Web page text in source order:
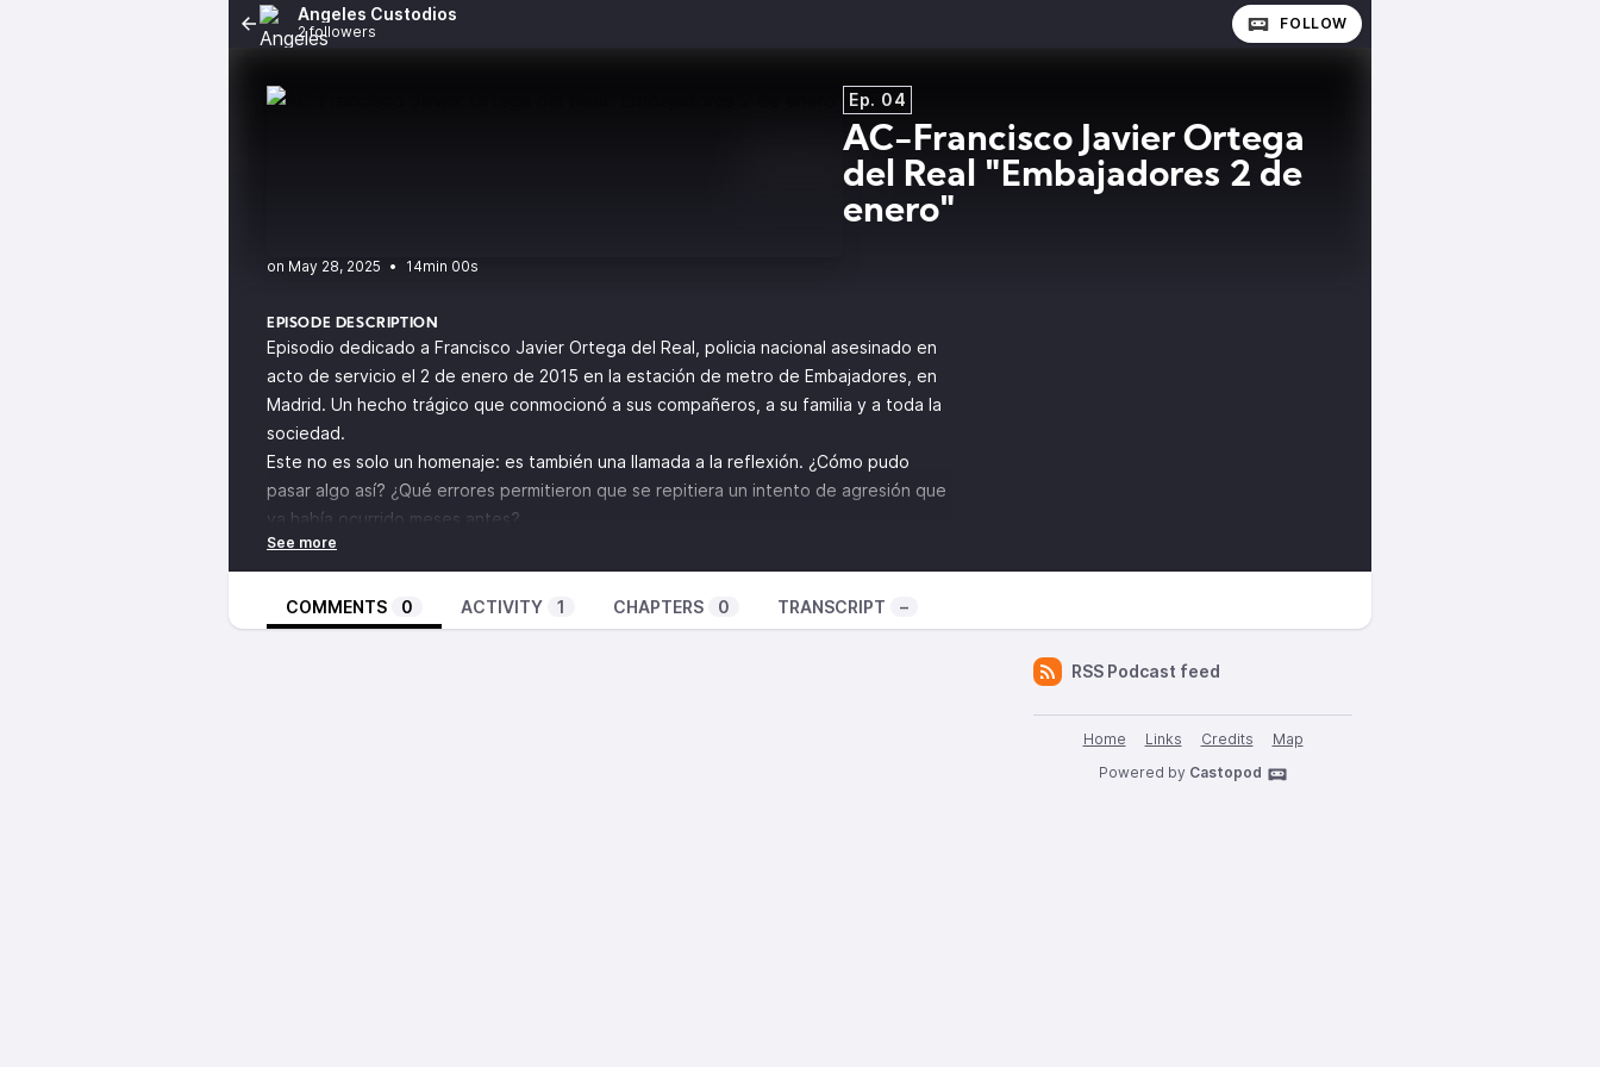
Angeles Custodios
2 followers FOLLOW
Ep. 04
AC-Francisco Javier Ortega
del Real "Embajadores 2 de
enero"
• 14min 00s
EPISODE DESCRIPTION
Episodio dedicado a Francisco Javier Ortega del Real, policia nacional asesinado en
acto de servicio el 2 de enero de 2015 en la estación de metro de Embajadores, en
Madrid. Un hecho trágico que conmocionó a sus compañeros, a su familia y a toda la
sociedad.
Este no es solo un homenaje: es también una llamada a la reflexión. ¿Cómo pudo
pasar algo así? ¿Qué errores permitieron que se repitiera un intento de agresión que
ya había ocurrido meses antes?
“Embajadores, 2 de enero” no es una historia cualquiera. Es la historia de un joven
con toda una vida por delante, y de un sistema que no estuvo a la altura.
Metodos de contacto
correo eléctronico:alberto@papafriki.es
COMMENTS 0 ACTIVITY 1 CHAPTERS 0 TRANSCRIPT –
RSS Podcast feed
Home Links Credits
Map
Powered by Castopod